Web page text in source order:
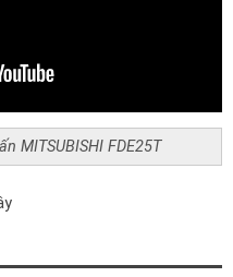
MITSUBISHI FDE25T